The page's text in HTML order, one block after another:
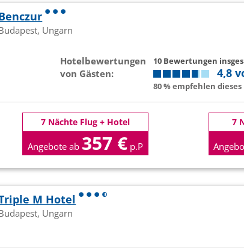
Ungarn
Hotelbewertungen
von Gästen:
10 Bewertungen
4,8
80 % empfehlen
7 Nächte Flug + Hotel
Angebote ab 357 € p.P
7
M Hotel
Ungarn